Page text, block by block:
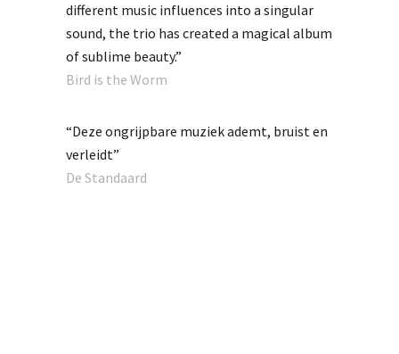
different music influences into a singular
sound, the trio has created a magical album
of sublime beauty.”
Bird is the Worm
“Deze ongrijpbare muziek ademt, bruist en
verleidt”
De Standaard